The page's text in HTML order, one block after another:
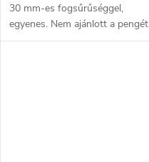
30 mm-es fogsűrűséggel,
egyenes. Nem ajánlott a pengét
a különböző Pocketboy,